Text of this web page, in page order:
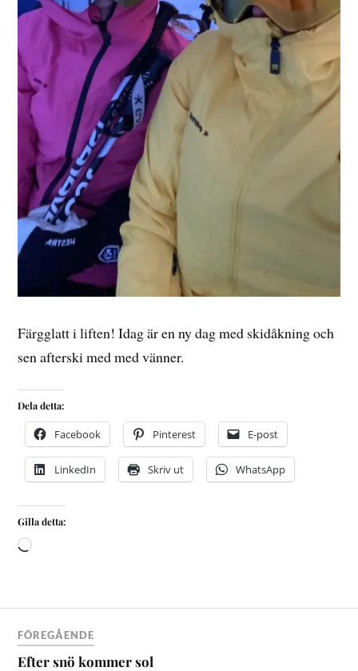
Färgglatt i liften! Idag är en ny dag med skidåkning och
sen afterski med med vänner.
Dela detta:
Facebook Pinterest E-post
LinkedIn Skriv ut WhatsApp
Gilla detta:
FÖREGÅENDE
Efter snö kommer sol